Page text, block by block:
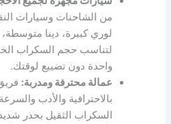
من الشاحنات وسيارات
لوري كبيرة، دينا
لتناسب حجم السكراب
واحدة دون تضييع لوقتك.
عمالة محترفة ومدربة:
بالاحترافية والأدب
السكراب الثقيل بحذر